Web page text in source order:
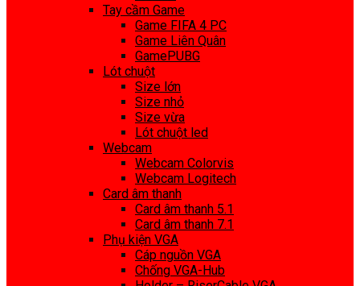
Tay cầm Game
Game FIFA 4 PC
Game Liên Quân
GamePUBG
Lót chuột
Size lớn
Size nhỏ
Size vừa
Lót chuột led
Webcam
Webcam Colorvis
Webcam Logitech
Card âm thanh
Card âm thanh 5.1
Card âm thanh 7.1
Phụ kiện VGA
Cáp nguồn VGA
Chống VGA-Hub